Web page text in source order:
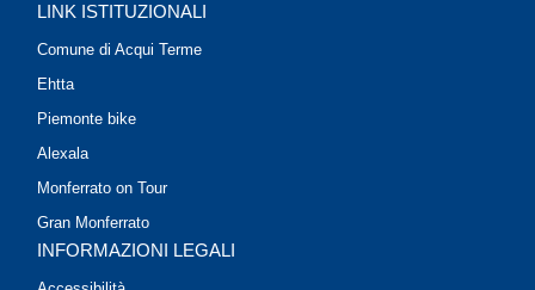
LINK ISTITUZIONALI
Comune di Acqui Terme
Ehtta
Piemonte bike
Alexala
Monferrato on Tour
Gran Monferrato
INFORMAZIONI LEGALI